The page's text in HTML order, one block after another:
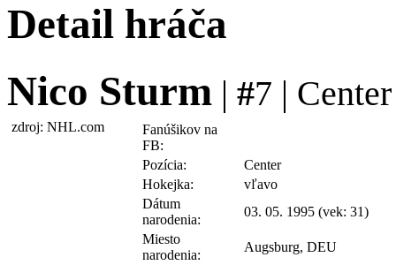
Detail hráča
Nico Sturm | #7 | Center
zdroj: NHL.com
Fanúšikov na
FB:
Pozícia:
Center
Hokejka:
vľavo
Dátum
narodenia:
03. 05. 1995 (vek: 31)
Miesto
narodenia:
Augsburg, DEU